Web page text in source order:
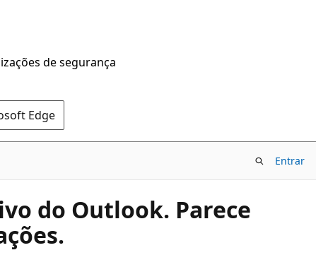
de segurança
Edge
Entrar
do Outlook. Parece